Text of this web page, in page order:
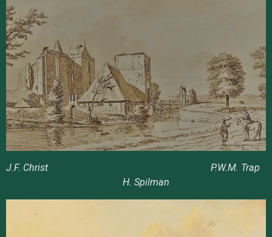
J.F. Christ P.W.M. Trap
H. Spilman